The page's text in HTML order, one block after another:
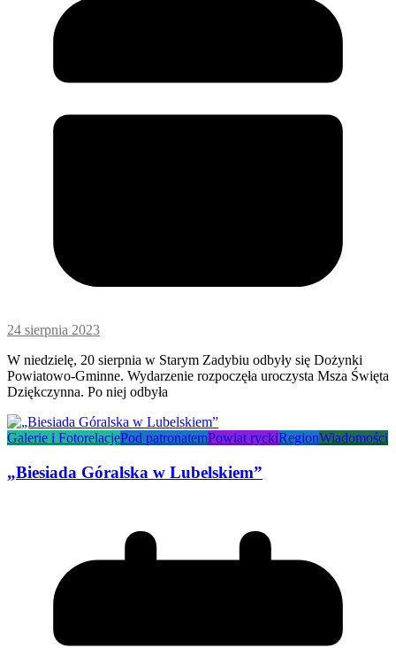
24 sierpnia 2023
W niedzielę, 20 sierpnia w Starym Zadybiu odbyły się Dożynki
Powiatowo-Gminne. Wydarzenie rozpoczęła uroczysta Msza Święta
Dziękczynna. Po niej odbyła
Galerie i FotorelacjePod patronatemPowiat ryckiRegionWiadomości
„Biesiada Góralska w Lubelskiem”